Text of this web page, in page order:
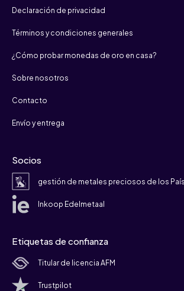
Declaración de privacidad
Términos y condiciones generales
¿Cómo probar monedas de oro en casa?
Sobre nosotros
Contacto
Envío y entrega
Socios
gestión de metales preciosos de los
Inkoop Edelmetaal
Etiquetas de confianza
Titular de licencia AFM
Trustpilot